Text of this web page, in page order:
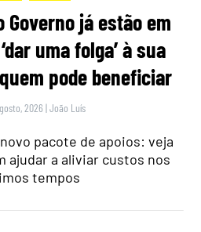
Governo já estão em
uma folga’ à sua
pode beneficiar
2026 |João Luís
pacote de apoios: veja
ajudar a aliviar custos nos
tempos